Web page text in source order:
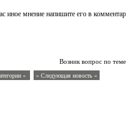
иное мнение напишите его в
Возник вопрос по
« » Следующая новость »